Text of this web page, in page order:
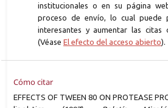
institucionales o en su página
proceso de envío, lo cual puede
interesantes y aumentar las citas
(Véase El efecto del acceso abierto).
Cómo citar
EFFECTS OF TWEEN 80 ON PROTEASE